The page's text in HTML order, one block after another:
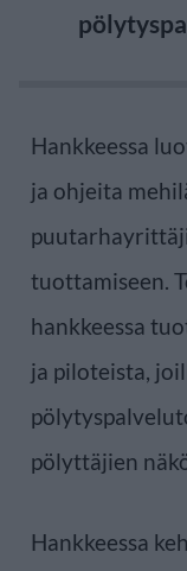
Hankkeessa
ja ohjeita
tuottamiseen.
hankkeessa
ja piloteista,
pölyttäjien
Hankkeessa